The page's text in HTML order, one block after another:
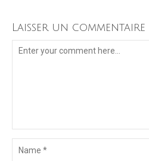
Laisser un commentaire